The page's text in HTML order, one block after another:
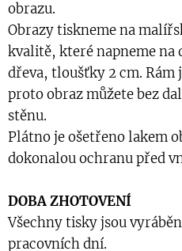
obrazu.
Obrazy tiskneme na
kvalitě, které napneme na
dřeva, tloušťky 2 cm. Rám
proto obraz můžete bez
stěnu.
Plátno je ošetřeno lakem
dokonalou ochranu před
DOBA ZHOTOVENÍ
Všechny tisky jsou
pracovních dní.